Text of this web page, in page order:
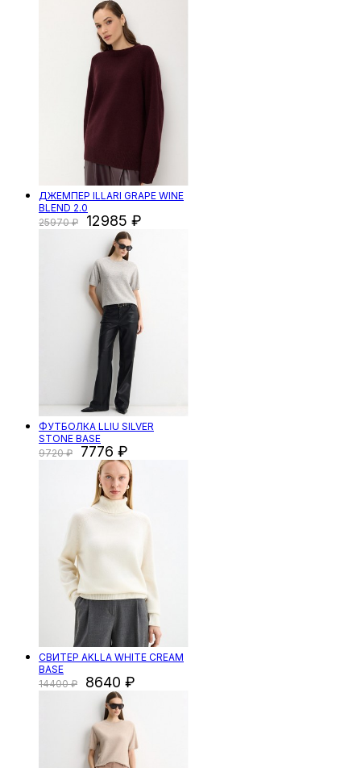
ДЖЕМПЕР ILLARI GRAPE WINE
BLEND 2.0
25970
12985
ФУТБОЛКА LLIU SILVER
STONE BASE
9720
7776
СВИТЕР AKLLA WHITE CREAM
BASE
14400
8640